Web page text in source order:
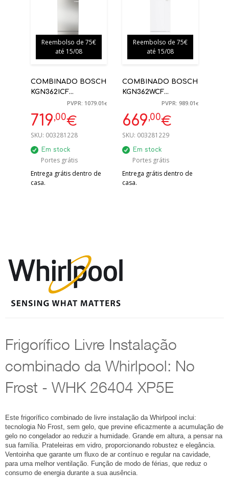
Reembolso de 75€
até 15/08
COMBINADO BOSCH
KGN362ICF
186X60X66,5CM 321L
NO FROST INOX C
PVPR: 1079.01€
719,00€
SKU: 003281228
Em stock
Portes grátis
Entrega grátis dentro de
casa.
Reembolso de 75€
até 15/08
COMBINADO BOSCH
KGN362WCF
186X60X66,5CM 321L
NO FROST BRANCO
C
PVPR: 989.01€
669,00€
SKU: 003281229
Em stock
Portes grátis
Entrega grátis dentro de
casa.
Frigorífico Livre Instalação
combinado da Whirlpool: No
Frost - WHK 26404 XP5E
Este frigorífico combinado de livre instalação da Whirlpool inclui:
tecnologia No Frost, sem gelo, que previne eficazmente a acumulação de
gelo no congelador ao reduzir a humidade. Grande em altura, a pensar na
sua família. Prateleiras em vidro, proporcionando robustez e elegância.
Ventoinha que garante um fluxo de ar contínuo e regular na cavidade,
para uma melhor ventilação. Função de modo de férias, que reduz o
consumo de energia durante a sua ausência.